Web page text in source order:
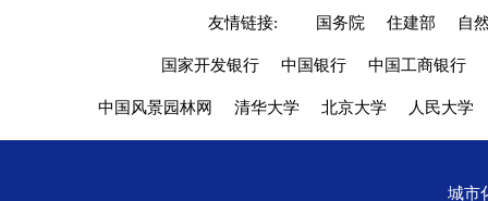
友情链接: 国务院 住建部 自
国家开发银行 中国银行 中国工商银行
中国风景园林网 清华大学 北京大学 人民大学
城市